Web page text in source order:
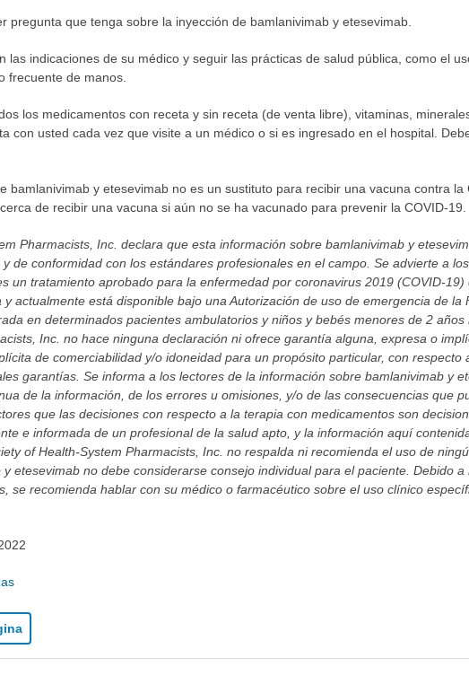
pregunta que tenga sobre la inyección de bamlanivimab y etesevimab.
las indicaciones de su médico y seguir las prácticas de salud pública, como el
frecuente de manos.
los medicamentos con receta y sin receta (de venta libre), vitaminas,
con usted cada vez que visite a un médico o si es ingresado en el hospital.
bamlanivimab y etesevimab no es un sustituto para recibir una vacuna contra la
de recibir una vacuna si aún no se ha vacunado para prevenir la COVID-19.
Pharmacists, Inc. declara que esta información sobre bamlanivimab y
de conformidad con los estándares profesionales en el campo. Se advierte a
un tratamiento aprobado para la enfermedad por coronavirus 2019 (COVID-19)
actualmente está disponible bajo una Autorización de uso de emergencia de la
en determinados pacientes ambulatorios y niños y bebés menores de 2 años
Inc. no hace ninguna declaración ni ofrece garantía alguna, expresa o
de comerciabilidad y/o idoneidad para un propósito particular, con respecto
garantías. Se informa a los lectores de la información sobre bamlanivimab y
de la información, de los errores u omisiones, y/o de las consecuencias que
que las decisiones con respecto a la terapia con medicamentos son
e informada de un profesional de la salud apto, y la información aquí
of Health-System Pharmacists, Inc. no respalda ni recomienda el uso de
etesevimab no debe considerarse consejo individual para el paciente. Debido
se recomienda hablar con su médico o farmacéutico sobre el uso clínico